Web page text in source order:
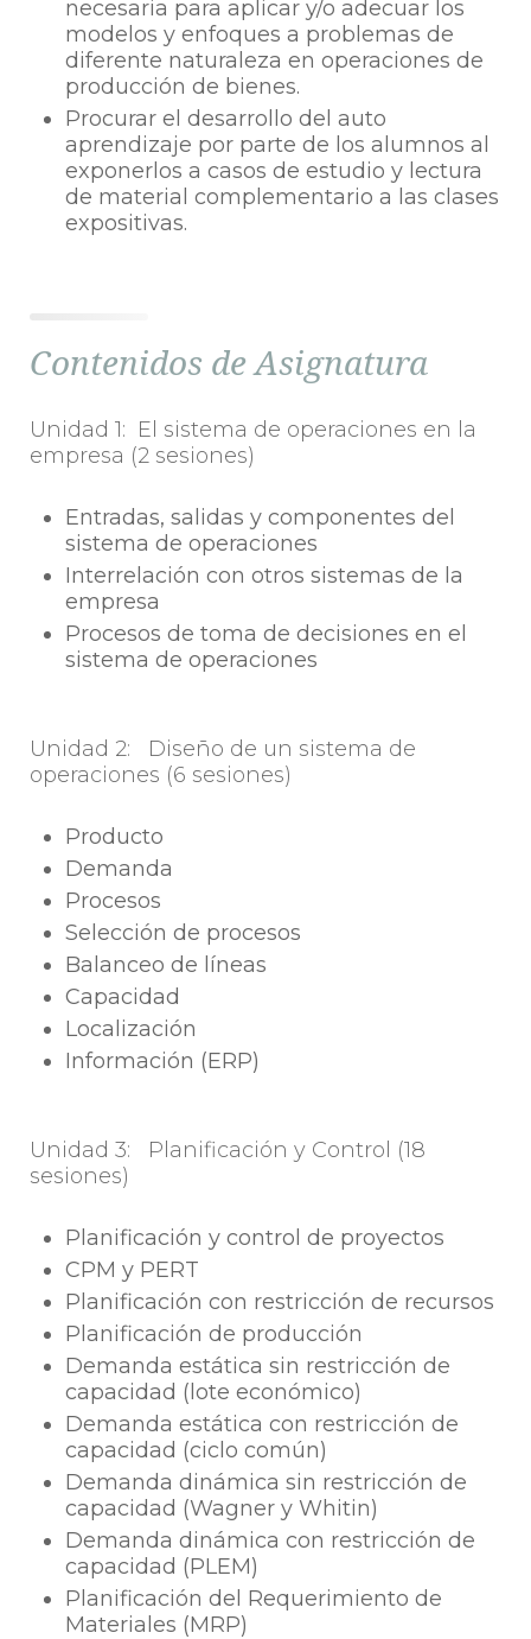
necesaria para aplicar y/o adecuar los
modelos y enfoques a problemas de
diferente naturaleza en operaciones de
producción de bienes.
Procurar el desarrollo del auto
aprendizaje por parte de los alumnos al
exponerlos a casos de estudio y lectura
de material complementario a las clases
expositivas.
Contenidos de Asignatura
Unidad 1: El sistema de operaciones en la
empresa (2 sesiones)
Entradas, salidas y componentes del
sistema de operaciones
Interrelación con otros sistemas de la
empresa
Procesos de toma de decisiones en el
sistema de operaciones
Unidad 2: Diseño de un sistema de
operaciones (6 sesiones)
Producto
Demanda
Procesos
Selección de procesos
Balanceo de líneas
Capacidad
Localización
Información (ERP)
Unidad 3: Planificación y Control (18
sesiones)
Planificación y control de proyectos
CPM y PERT
Planificación con restricción de recursos
Planificación de producción
Demanda estática sin restricción de
capacidad (lote económico)
Demanda estática con restricción de
capacidad (ciclo común)
Demanda dinámica sin restricción de
capacidad (Wagner y Whitin)
Demanda dinámica con restricción de
capacidad (PLEM)
Planificación del Requerimiento de
Materiales (MRP)